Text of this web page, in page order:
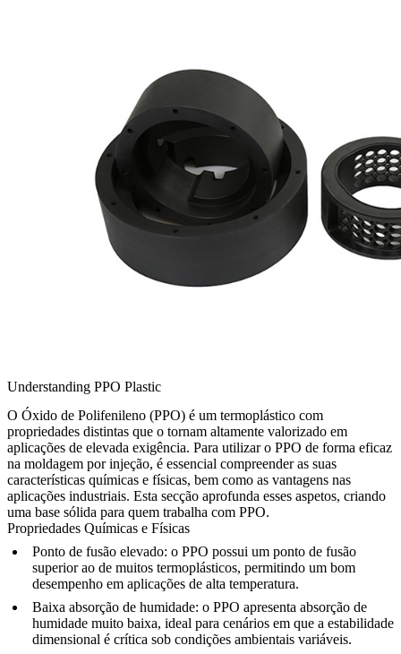
Understanding PPO Plastic
O Óxido de Polifenileno (PPO) é um termoplástico com
propriedades distintas que o tornam altamente valorizado em
aplicações de elevada exigência. Para utilizar o PPO de forma eficaz
na moldagem por injeção, é essencial compreender as suas
características químicas e físicas, bem como as vantagens nas
aplicações industriais. Esta secção aprofunda esses aspetos, criando
uma base sólida para quem trabalha com PPO.
Propriedades Químicas e Físicas
Ponto de fusão elevado: o PPO possui um ponto de fusão
superior ao de muitos termoplásticos, permitindo um bom
desempenho em aplicações de alta temperatura.
Baixa absorção de humidade: o PPO apresenta absorção de
humidade muito baixa, ideal para cenários em que a estabilidade
dimensional é crítica sob condições ambientais variáveis.